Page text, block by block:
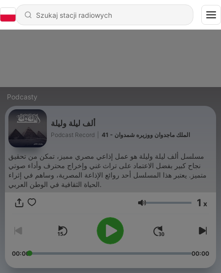
Podcasty
ألف ليلة وليلة
Podcast Record 41 - الملك ماجدوان ووزيره شمدوان
مسلسل ألف ليلة وليلة هو عمل إذاعي مصري مميز، تمكن من تحقيق
نجاح كبير بفضل الاعتماد على تراث غني وإخراج محترف وأداء صوتي
متميز. يعتبر هذا المسلسل أحد روائع الإذاعة المصرية، وساهم في إثراء
الحياة الثقافية في الوطن العربي.
Głośność 1 x
00:00 00:00